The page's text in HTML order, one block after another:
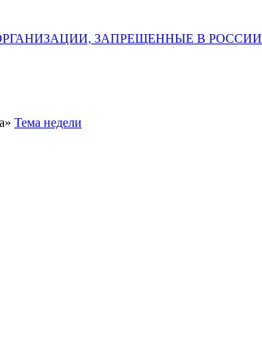
ЗАПРЕЩЕННЫЕ В РОССИИ
Тема недели